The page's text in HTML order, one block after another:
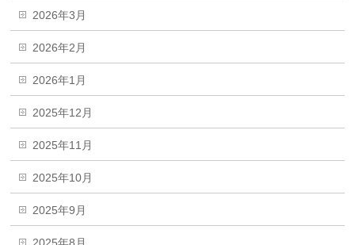
2026年3月
2026年2月
2026年1月
2025年12月
2025年11月
2025年10月
2025年9月